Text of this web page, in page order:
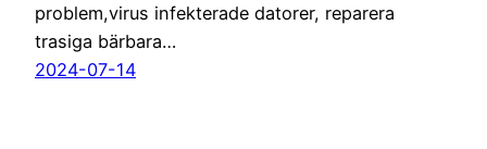
problem,virus infekterade datorer, reparera
trasiga bärbara…
2024-07-14